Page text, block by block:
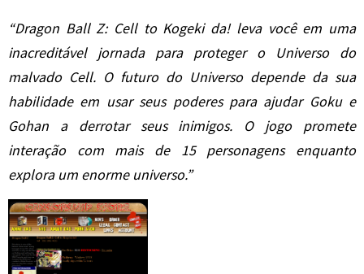
“Dragon Ball Z: Cell to Kogeki da! leva você em uma
inacreditável jornada para proteger o Universo do
malvado Cell. O futuro do Universo depende da sua
habilidade em usar seus poderes para ajudar Goku e
Gohan a derrotar seus inimigos. O jogo promete
interação com mais de 15 personagens enquanto
explora um enorme universo.”